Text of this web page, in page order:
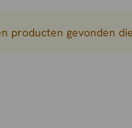
producten gevonden